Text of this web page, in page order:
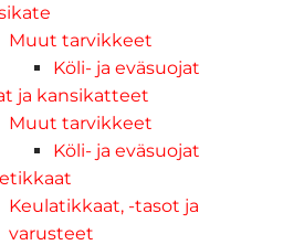
Muut tarvikkeet
Köli- ja eväsuojat
ja kansikatteet
Muut tarvikkeet
Köli- ja eväsuojat
Keulatikkaat, -tasot ja
varusteet